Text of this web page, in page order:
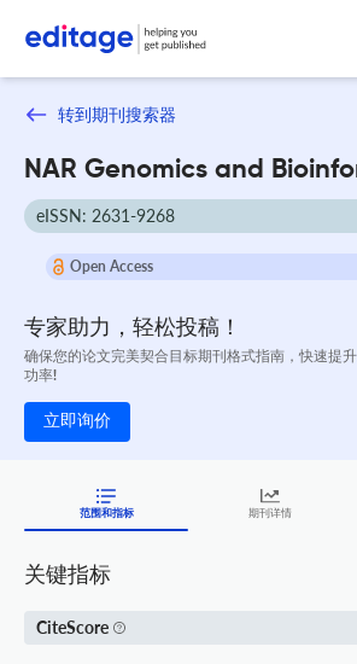
转到期刊搜索器
NAR Genomics and
eISSN: 2631-9268
Open Access
专家助力，轻松投稿！
确保您的论文完美契合目标期刊格式指南，快速提
功率!
立即询价
范围和指标 期刊详情
关键指标
CiteScore